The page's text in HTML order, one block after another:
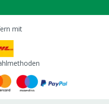
mit